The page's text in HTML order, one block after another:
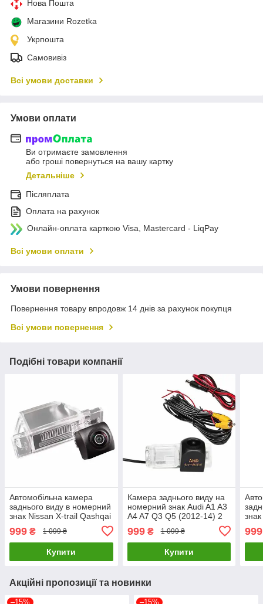
Нова Пошта
Магазини Rozetka
Укрпошта
Самовивіз
Всі умови доставки
Умови оплати
Ви отримаєте замовлення
або гроші повернуться на вашу картку
Детальніше
Післяплата
Оплата на рахунок
Онлайн-оплата карткою Visa, Mastercard - LiqPay
Всі умови оплати
Умови повернення
Повернення товару впродовж 14 днів за рахунок покупця
Всі умови повернення
Подібні товари компанії
Автомобільна камера
заднього виду в номерний
знак Nissan X-trail Qashqai
(2008-12) Сitroen С5 AHD
720х1080
999 ₴ 1 099 ₴
Купити
Камера заднього виду на
номерний знак Audi A1 A3
A4 A7 Q3 Q5 (2012-14) 2
AHD 1080P/720P
999₴ 1 099 ₴
Купити
999
Акційні пропозиції та новинки
–15% –15%